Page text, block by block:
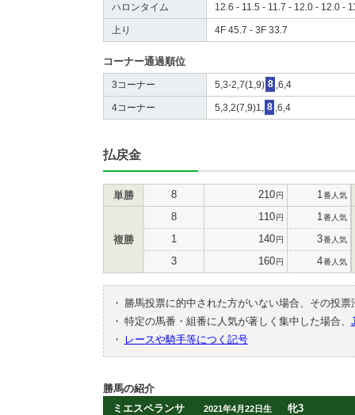
ハロンタイム 12.6 - 11.5 - 11.7 - 12.0 - 12.0 -
上り 4F 45.7 - 3F 33.7
コーナー通過順位
3コーナー 5,3-2,7(1,9) 8 ,6,4
4コーナー 5,3,2(7,9)1, 8 ,6,4
払戻金
単勝 8 210円 1 番人気
複勝
8 110円 1 番人気
1 140円 3番人気
3 160円 4番人気
・
勝馬投票に的中された方がいない場合、その投
・ 特定の馬番・組番に人気が著しく集中した場合、
・
レースや騎手等につく記号
勝馬の紹介
ミエスペランサ
2021年4月22日生 牝3